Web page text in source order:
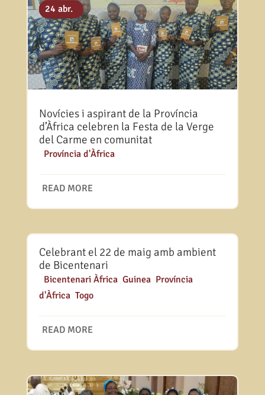
Novícies i aspirant de la Província
d’Àfrica celebren la Festa de la Verge
del Carme en comunitat
31 jul.
Província d'Àfrica
READ MORE
Celebrant el 22 de maig amb ambient
de Bicentenari
25 maig
Bicentenari Àfrica, Guinea, Província
d'Àfrica, Togo
READ MORE
24 abr.